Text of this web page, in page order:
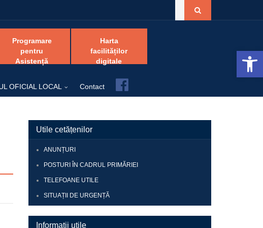
Programare
pentru
Asistență
Harta
facilităților
digitale
OFICIAL LOCAL Contact
Utile cetățenilor
ANUNȚURI
POSTURI ÎN CADRUL PRIMĂRIEI
TELEFOANE UTILE
SITUAȚII DE URGENȚĂ
Informații utile